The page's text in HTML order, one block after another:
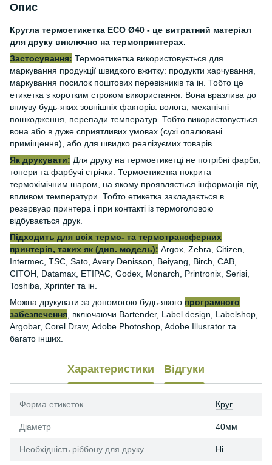
Опис
Кругла термоетикетка ECO Ø40 - це витратний матеріал
для друку виключно на термопринтерах.
Застосування: Термоетикетка використовується для
маркування продукції швидкого вжитку: продукти харчування,
маркування посилок поштових перевізників та ін. Тобто це
етикетка з коротким строком використання. Вона вразлива до
вплуву будь-яких зовнішніх факторів: волога, механічні
пошкодження, перепади температур. Тобто використовується
вона або в дуже сприятливих умовах (сухі опалювані
приміщення), або для швидко реалізуємих товарів.
Як друкувати: Для друку на термоетикетці не потрібні фарби,
тонери та фарбучі стрічки. Термоетикетка покрита
термохімічним шаром, на якому проявляється інформація під
впливом температури. Тобто етикетка закладається в
резервуар принтера і при контакті із термоголовою
відбувається друк.
Підходить для всіх термо- та термотрансферних
принтерів, таких як (див. модель): Argox, Zebra, Citizen,
Intermec, TSC, Sato, Avery Denisson, Beiyang, Birch, CAB,
CITOH, Datamax, ETIPAC, Godex, Monarch, Printronix, Serisi,
Toshiba, Xprinter та ін.
Можна друкувати за допомогою будь-якого програмного
забезпечення , включаючи Bartender, Label design, Labelshop,
Argobar, Corel Draw, Adobe Photoshop, Adobe Illusrator та
багато інших.
Характеристики Відгуки
Форма етикеток Круг
Діаметр 40мм
Необхідність ріббону для друку Ні